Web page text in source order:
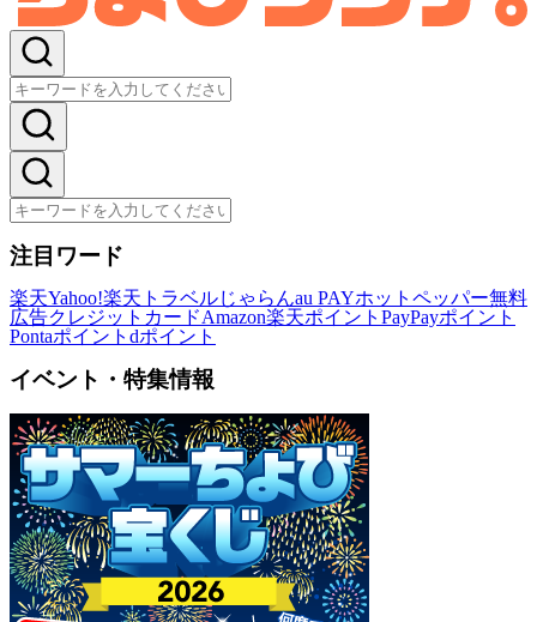
注目ワード
楽天Yahoo!楽天トラベルじゃらんau PAYホットペッパー無料
広告クレジットカードAmazon楽天ポイント PayPayポイント
Pontaポイント dポイント
イベント・特集情報